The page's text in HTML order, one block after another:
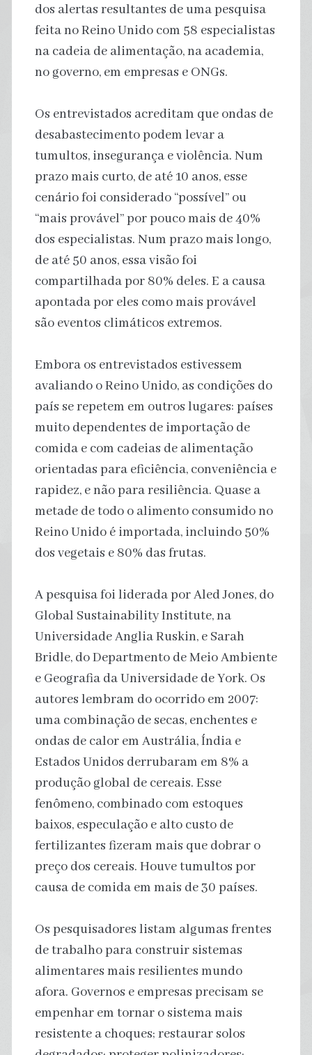
dos alertas resultantes de uma pesquisa
feita no Reino Unido com 58 especialistas
na cadeia de alimentação, na academia,
no governo, em empresas e ONGs.
Os entrevistados acreditam que ondas de
desabastecimento podem levar a
tumultos, insegurança e violência. Num
prazo mais curto, de até 10 anos, esse
cenário foi considerado “possível” ou
“mais provável” por pouco mais de 40%
dos especialistas. Num prazo mais longo,
de até 50 anos, essa visão foi
compartilhada por 80% deles. E a causa
apontada por eles como mais provável
são eventos climáticos extremos.
Embora os entrevistados estivessem
avaliando o Reino Unido, as condições do
país se repetem em outros lugares: países
muito dependentes de importação de
comida e com cadeias de alimentação
orientadas para eficiência, conveniência e
rapidez, e não para resiliência. Quase a
metade de todo o alimento consumido no
Reino Unido é importada, incluindo 50%
dos vegetais e 80% das frutas.
A pesquisa foi liderada por Aled Jones, do
Global Sustainability Institute, na
Universidade Anglia Ruskin, e Sarah
Bridle, do Departmento de Meio Ambiente
e Geografia da Universidade de York. Os
autores lembram do ocorrido em 2007:
uma combinação de secas, enchentes e
ondas de calor em Austrália, Índia e
Estados Unidos derrubaram em 8% a
produção global de cereais. Esse
fenômeno, combinado com estoques
baixos, especulação e alto custo de
fertilizantes fizeram mais que dobrar o
preço dos cereais. Houve tumultos por
causa de comida em mais de 30 países.
Os pesquisadores listam algumas frentes
de trabalho para construir sistemas
alimentares mais resilientes mundo
afora. Governos e empresas precisam se
empenhar em tornar o sistema mais
resistente a choques; restaurar solos